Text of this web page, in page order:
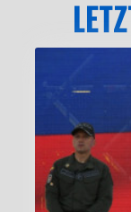
Menschen